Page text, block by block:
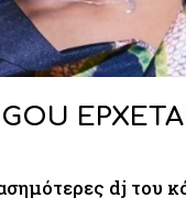
GOU
dj του